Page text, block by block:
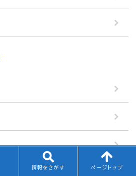
情報をさがす ページトップ